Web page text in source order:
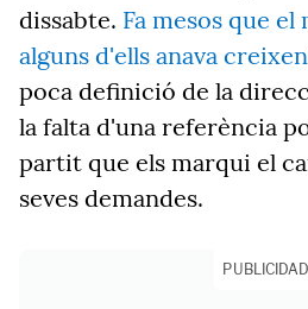
dissabte. Fa mesos que
alguns d'ells anava
poca definició de la
la falta d'una referència
partit que els marqui el
seves demandes.
PUBLICIDAD